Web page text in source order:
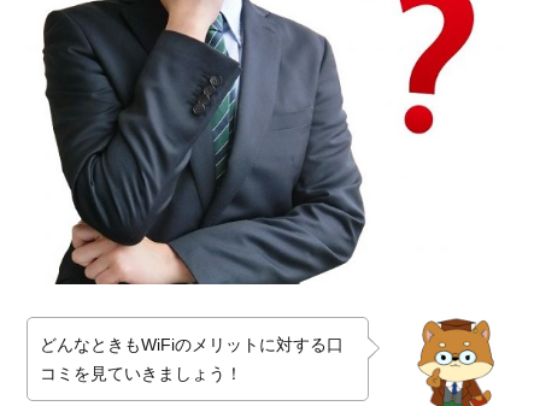
どんなときもWiFiのメリットに対する口
コミを見ていきましょう！